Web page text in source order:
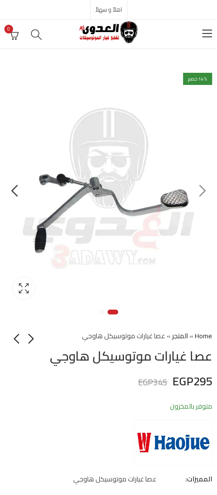
اهلاً و سهلاً
0
14% خصم
Home
»المتجر»عصا غيارات موتوسيكل هاوجي
عصا غيارات موتوسيكل هاوجي
EGP295
EGP345
متوفر بالمخزون
المميزات:
عصا غيارات موتوسيكل هاوجي